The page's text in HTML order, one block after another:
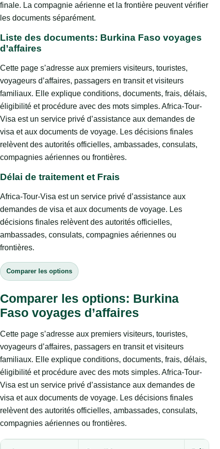
finale. La compagnie aérienne et la frontière peuvent vérifier
les documents séparément.
Liste des documents: Burkina Faso voyages
d’affaires
Cette page s’adresse aux premiers visiteurs, touristes,
voyageurs d’affaires, passagers en transit et visiteurs
familiaux. Elle explique conditions, documents, frais, délais,
éligibilité et procédure avec des mots simples. Africa-Tour-
Visa est un service privé d’assistance aux demandes de
visa et aux documents de voyage. Les décisions finales
relèvent des autorités officielles, ambassades, consulats,
compagnies aériennes ou frontières.
Délai de traitement et Frais
Africa-Tour-Visa est un service privé d’assistance aux
demandes de visa et aux documents de voyage. Les
décisions finales relèvent des autorités officielles,
ambassades, consulats, compagnies aériennes ou
frontières.
Comparer les options
Comparer les options: Burkina
Faso voyages d’affaires
Cette page s’adresse aux premiers visiteurs, touristes,
voyageurs d’affaires, passagers en transit et visiteurs
familiaux. Elle explique conditions, documents, frais, délais,
éligibilité et procédure avec des mots simples. Africa-Tour-
Visa est un service privé d’assistance aux demandes de
visa et aux documents de voyage. Les décisions finales
relèvent des autorités officielles, ambassades, consulats,
compagnies aériennes ou frontières.